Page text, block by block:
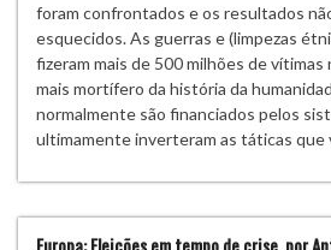
foram confrontados e os resultados
esquecidos. As guerras e (limpezas
fizeram mais de 500 milhões de vítimas
mais mortífero da história da
normalmente são financiados pelos
ultimamente inverteram as táticas que